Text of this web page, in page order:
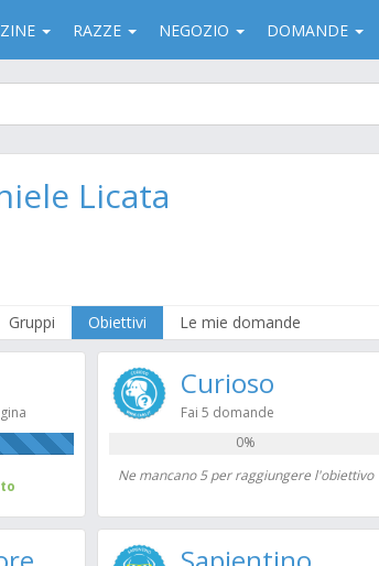
RAZZE NEGOZIO DOMANDE
Licata
Gruppi Obiettivi Le mie domande
Curioso
Fai 5 domande
0%
Ne mancano 5 per raggiungere l'obiettivo